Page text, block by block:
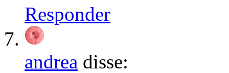
Responder
andrea disse: